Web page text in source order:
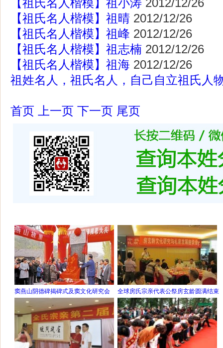
【祖氏名人楷模】祖晴 2012/12/26
【祖氏名人楷模】祖峰 2012/12/26
【祖氏名人楷模】祖志楠 2012/12/26
【祖氏名人楷模】祖海 2012/12/26
祖姓名人，祖氏名人，自己自立祖氏人
首页 上一页 下一页 尾页
窦燕山阴德碑揭碑式及窦文化研究会 全球房氏宗亲代表公祭房玄龄圆满结束